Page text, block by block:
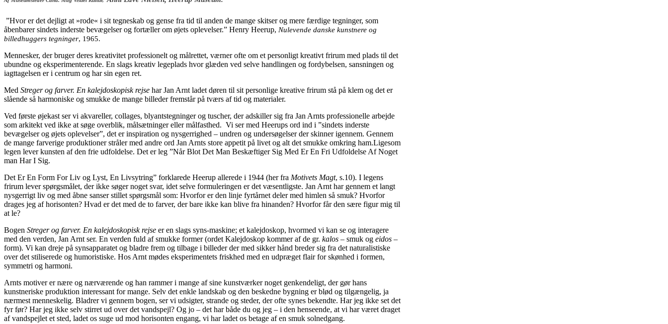
”Hvor er det dejligt at »rode« i sit tegneskab og gense fra tid til anden de mange skitser og mere færdige tegninger, som
åbenbarer sindets inderste bevægelser og fortæller om øjets oplevelser.” Henry Heerup, Nulevende danske kunstnere og
billedhuggers tegninger, 1965.
Mennesker, der bruger deres kreativitet professionelt og målrettet, værner ofte om et personligt kreativt frirum med plads til det
ubundne og eksperimenterende. En slags kreativ legeplads hvor glæden ved selve handlingen og fordybelsen, sansningen og
iagttagelsen er i centrum og har sin egen ret.
Med Streger og farver. En kalejdoskopisk rejse har Jan Arnt ladet døren til sit personlige kreative frirum stå på klem og det er
slående så harmoniske og smukke de mange billeder fremstår på tværs af tid og materialer.
Ved første øjekast ser vi akvareller, collages, blyantstegninger og tuscher, der adskiller sig fra Jan Arnts professionelle arbejde
som arkitekt ved ikke at søge overblik, målsætninger eller målfasthed. Vi ser med Heerups ord ind i ”sindets inderste
bevægelser og øjets oplevelser”, det er inspiration og nysgerrighed – undren og undersøgelser der skinner igennem. Gennem
de mange farverige produktioner stråler med andre ord Jan Arnts store appetit på livet og alt det smukke omkring ham.Ligesom
legen lever kunsten af den frie udfoldelse. Det er leg ”Når Blot Det Man Beskæftiger Sig Med Er En Fri Udfoldelse Af Noget
man Har I Sig.
Det Er En Form For Liv og Lyst, En Livsytring” forklarede Heerup allerede i 1944 (her fra Motivets Magt, s.10). I legens
frirum lever spørgsmålet, der ikke søger noget svar, idet selve formuleringen er det væsentligste. Jan Arnt har gennem et langt
nysgerrigt liv og med åbne sanser stillet spørgsmål som: Hvorfor er den linje fyrtårnet deler med himlen så smuk? Hvorfor
drages jeg af horisonten? Hvad er det med de to farver, der bare ikke kan blive fra hinanden? Hvorfor får den sære figur mig til
at le?
Bogen Streger og farver. En kalejdoskopisk rejse er en slags syns-maskine; et kalejdoskop, hvormed vi kan se og interagere
med den verden, Jan Arnt ser. En verden fuld af smukke former (ordet Kalejdoskop kommer af de gr. kalos – smuk og eidos –
form). Vi kan dreje på synsapparatet og bladre frem og tilbage i billeder der med sikker hånd breder sig fra det naturalistiske
over det stiliserede og humoristiske. Hos Arnt mødes eksperimentets friskhed med en udpræget flair for skønhed i formen,
symmetri og harmoni.
Arnts motiver er nære og nærværende og han rammer i mange af sine kunstværker noget genkendeligt, der gør hans
kunstneriske produktion interessant for mange. Selv det enkle landskab og den beskedne bygning er blød og tilgængelig, ja
nærmest menneskelig. Bladrer vi gennem bogen, ser vi udsigter, strande og steder, der ofte synes bekendte. Har jeg ikke set det
fyr før? Har jeg ikke selv stirret ud over det vandspejl? Og jo – det har både du og jeg – i den henseende, at vi har været draget
af vandspejlet et sted, ladet os suge ud mod horisonten engang, vi har ladet os betage af en smuk solnedgang.